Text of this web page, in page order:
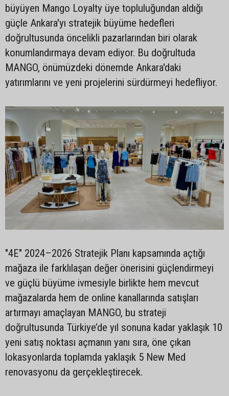
büyüyen Mango Loyalty üye topluluğundan aldığı
güçle Ankara'yı stratejik büyüme hedefleri
doğrultusunda öncelikli pazarlarından biri olarak
konumlandırmaya devam ediyor. Bu doğrultuda
MANGO, önümüzdeki dönemde Ankara'daki
yatırımlarını ve yeni projelerini sürdürmeyi hedefliyor.
"4E" 2024–2026 Stratejik Planı kapsamında açtığı
mağaza ile farklılaşan değer önerisini güçlendirmeyi
ve güçlü büyüme ivmesiyle birlikte hem mevcut
mağazalarda hem de online kanallarında satışları
artırmayı amaçlayan MANGO, bu strateji
doğrultusunda Türkiye’de yıl sonuna kadar yaklaşık 10
yeni satış noktası açmanın yanı sıra, öne çıkan
lokasyonlarda toplamda yaklaşık 5 New Med
renovasyonu da gerçekleştirecek.